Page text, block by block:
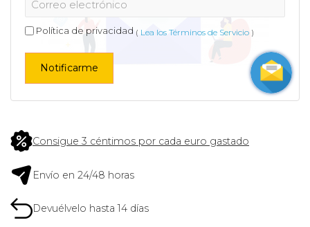
Política de privacidad ( Lea los Términos de Servicio )
Notificarme
Consigue 3 céntimos por cada euro gastado
Envío en 24/48 horas
Devuélvelo hasta 14 días